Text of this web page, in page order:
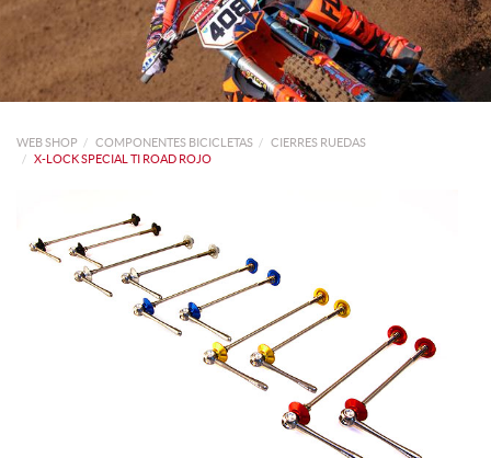
WEB SHOP COMPONENTES BICICLETAS
CIERRES RUEDAS
X-LOCK SPECIAL TI ROAD ROJO